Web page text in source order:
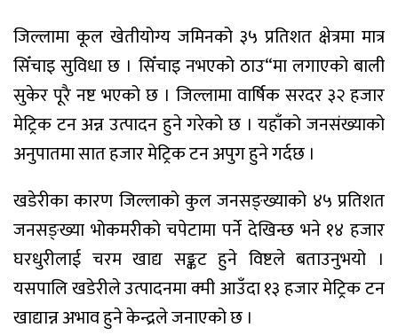
जिल्लामा कूल खेतीयोग्य जमिनको ३५ प्रतिशत क्षेत्रमा मात्र
सिँचाइ सुविधा छ । सिँचाइ नभएको ठाउ“मा लगाएको बाली
सुकेर पूरै नष्ट भएको छ । जिल्लामा वार्षिक सरदर ३२ हजार
मेट्रिक टन अन्न उत्पादन हुने गरेको छ । यहाँको जनसंख्याको
अनुपातमा सात हजार मेट्रिक टन अपुग हुने गर्दछ ।
खडेरीका कारण जिल्लाको कुल जनसङ्ख्याको ४५ प्रतिशत
जनसङ्ख्या भोकमरीको चपेटामा पर्ने देखिन्छ भने १४ हजार
घरधुरीलाई चरम खाद्य सङ्कट हुने विष्टले बताउनुभयो ।
यसपालि खडेरीले उत्पादनमा क्मी आउँदा १३ हजार मेट्रिक टन
खाद्यान्न अभाव हुने केन्द्रले जनाएको छ ।